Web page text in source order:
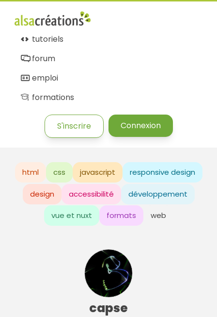
tutoriels
forum
emploi
formations
S'inscrire Connexion
html css javascript responsive design
design accessibilité développement
vue et nuxt formats web
capse